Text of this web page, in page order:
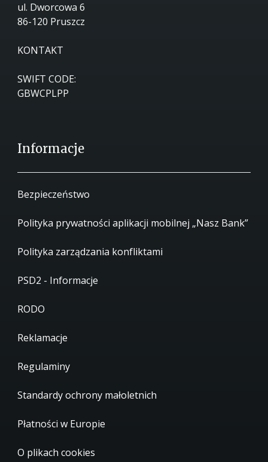
ul. Dworcowa 6
86-120 Pruszcz
KONTAKT
SWIFT CODE:
GBWCPLPP
Informacje
Bezpieczeństwo
Polityka prywatności aplikacji mobilnej „Nasz Bank”
Polityka zarządzania konfliktami
PSD2 - Informacje
RODO
Reklamacje
Regulaminy
Standardy ochrony małoletnich
Płatności w Europie
O plikach cookies